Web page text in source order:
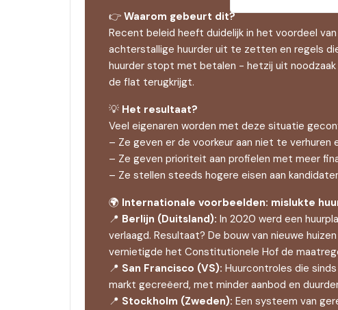
👉 Waarom gebeurt dit?
Recent beleid heeft duidelijk in het voordeel
achterstallige huurder uit te zetten en regels
huurder stopt met betalen - hetzij uit
de flat terugkrijgt.
💡 Het resultaat?
Veel eigenaren worden met deze situatie
– Ze geven er de voorkeur aan niet te
– Ze geven prioriteit aan profielen met meer
– Ze stellen steeds hogere eisen aan
🌍 Internationale voorbeelden: mislukte
📍 Berlijn (Duitsland): In 2020 werd een
verlaagd. Resultaat? De bouw van nieuwe
vernietigde het Constitutionele Hof de
📍 San Francisco (VS): Huurcontroles die
markt gecreëerd, met minder aanbod en
📍 Stockholm (Zweden): Een systeem van